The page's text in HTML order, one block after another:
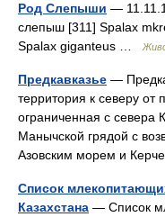
Род Слепыши —
слепыш [311] Spalax
Spalax giganteus …
Предкавказье —
территория к северу от
ограниченная с севера
Манычской грядой с
Азовским морем и
Список
Казахстана — Список